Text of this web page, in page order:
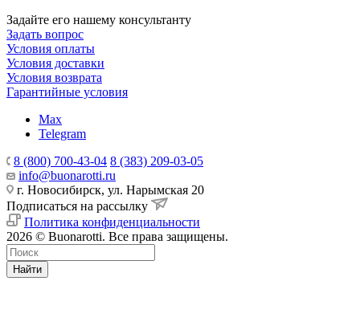
Задайте его нашему консультанту
Задать вопрос
Условия оплаты
Условия доставки
Условия возврата
Гарантийные условия
Max
Telegram
8 (800) 700-43-04 8 (383) 209-03-05
info@buonarotti.ru
г. Новосибирск, ул. Нарымская 20
Подписаться на рассылку
Политика конфиденциальности
2026 © Buonarotti. Все права защищены.
Найти